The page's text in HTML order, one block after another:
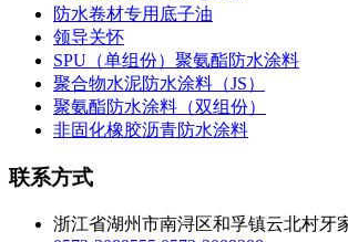
防水卷材专用底子油
领导关怀
SPU（单组份）聚氨酯防水涂料
聚合物水泥防水涂料（JS）
聚氨酯防水涂料（双组份）
非固化橡胶沥青防水涂料
联系方式
浙江省湖州市南浔区和孚镇云北村牙